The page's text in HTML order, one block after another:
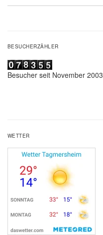
BESUCHERZÄHLER
Besucher seit November 2003
WETTER